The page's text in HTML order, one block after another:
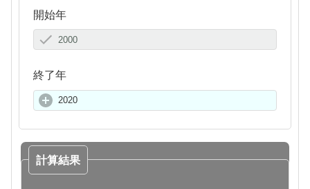
開始年
終了年
計算結果